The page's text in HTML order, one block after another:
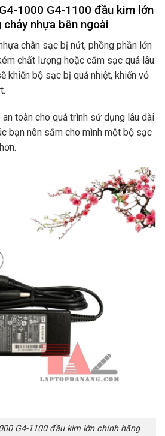
1000 G4-1100 đầu kim lớn
nhựa bên ngoài
chân sạc bị nứt, phồng phần lớn
chất lượng hoặc cắm sạc quá lâu.
khiến bộ sạc bị quá nhiệt, khiến vỏ
toàn cho quá trình sử dụng lâu dài
bạn nên sắm cho mình một bộ sạc
G4-1100 đầu kim lớn chính hãng